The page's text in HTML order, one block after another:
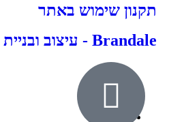
תקנון שימוש באתר
Brandale - עיצוב ובניית אתרים
ילדים ונוער